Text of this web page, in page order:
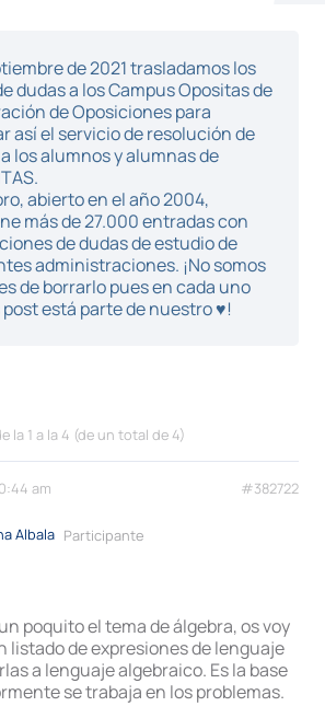
de 2021 trasladamos los
dudas a los Campus Opositas de
de Oposiciones para
así el servicio de resolución de
los alumnos y alumnas de
abierto en el año 2004,
más de 27.000 entradas con
de dudas de estudio de
administraciones. ¡No somos
de borrarlo pues en cada uno
post está parte de nuestro ♥!
la 1 a la 4 (de un total de 4)
am #382722
Albala Participante
poquito el tema de álgebra, os voy
listado de expresiones de lenguaje
a lenguaje algebraico. Es la base
se trabaja en los problemas.